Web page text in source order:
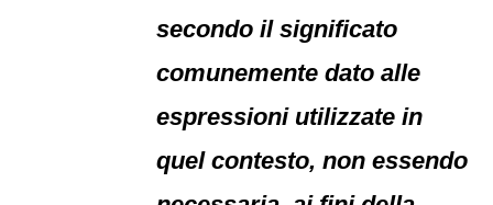
secondo il significato
comunemente dato alle
espressioni utilizzate in
quel contesto, non essendo